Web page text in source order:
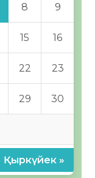
8 9
15 16
22 23
29 30
Қыркүйек »